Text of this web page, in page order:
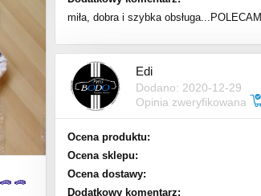
miła, dobra i szybka obsługa...POLECAM
Edi
Dodano: 2020-12-29
Opinia zweryfikowana
Ocena produktu:
Ocena sklepu:
Ocena dostawy:
Dodatkowy komentarz: